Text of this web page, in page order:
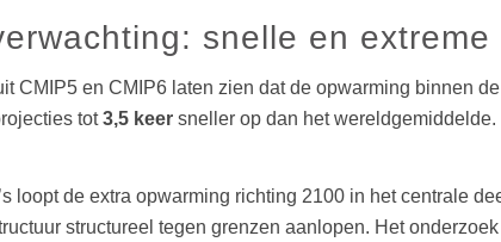
snelle en extreme
CMIP5 en CMIP6 laten zien dat de opwarming binnen
tot3,5 keer sneller op dan het
loopt de extra opwarming richting 2100 in het centrale
structureel tegen grenzen aanlopen. Het